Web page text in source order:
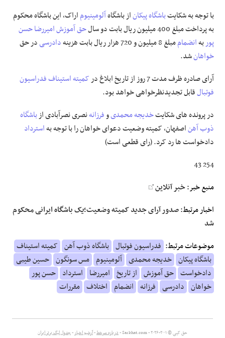
با توجه به شکایتباشگاه پیکاناز باشگاهآلومینیوماراک، این باشگاه محکوم
به پرداخت مبلغ 400 میلیون ریال بابت دو سال
حق آموزشامیررضاحسن
پوربهانضماممبلغ 8 میلیون و 720 هزار ریال بابت هزینه دادرسیدر حق
خواهانشد.
آرای صادره ظرف مدت 7 روز از تاریخ ابلاغ در
کمیته استیناففدراسیون
فوتبالقابل تجدیدنظرخواهی خواهد بود.
در پرونده های شکایتخدیجه محمدیوفرزانهنصری نصرآبادی ازباشگاه
ذوب آهناصفهان، کمیته وضعیت دعوای خواهان را با توجه بهاسترداد
دادخواست ها رد کرد. (رای قطعی است)
254 43
منبع خبر:خبر آنلاین
اخبار مرتبط:صدور آرای جدید کمیته وضعیت؛یک باشگاه ایرانی محکوم
شد
موضوعات مرتبط: فدراسیون فوتبال باشگاه ذوب آهن کمیته استیناف
باشگاه پیکان خدیجه محمدی آلومینیوم مس سونگون حسین طیبی
دادخواست حق آموزش از تاریخ امیررضا استرداد حسن پور
خواهان دادرسی فرزانه انضمام اختلاف مقررات
حق کپی © ۲۰۰۱-۲۰۲۶ - Sarkhat.com - درباره سرخط-آرشیو اخبار-جدول لیگ برتر ایران